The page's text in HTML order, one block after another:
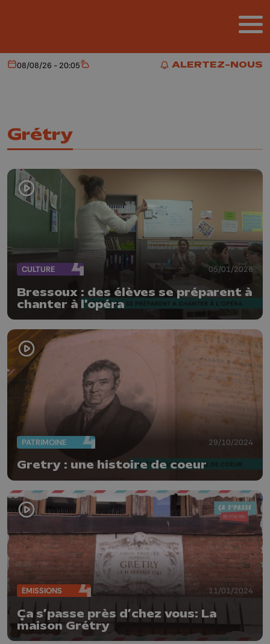
ALERTEZ-NOUS
ALERTEZ-NOUS
Aujourd'hui
08/08/26 - 20:05 Météo
Grétry
CULTURE 05/01/2026
Bressoux : des élèves se préparent à
chanter à l'opéra
PATRIMOINE 29/10/2024
Gretry : une histoire de coeur
ÉMISSIONS 11/01/2024
Ça s’passe près d’chez vous: La
maison Grétry